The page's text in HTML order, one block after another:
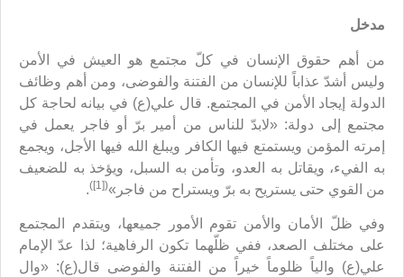
مدخل
من أهم حقوق الإنسان في كلّ مجتمع هو العيش في الأمن
وليس أشدّ عذاباً للإنسان من الفتنة والفوضى، ومن أهم وظائف
الدولة إيجاد الأمن في المجتمع. قال علي(ع) في بيانه لحاجة كل
مجتمع إلى دولة: «لابدّ للناس من أمير برّ أو فاجر يعمل في
إمرته المؤمن ويستمتع فيها الكافر ويبلغ الله فيها الأجل، ويجمع
به الفيء، ويقاتل به العدو، وتأمن به السبل، ويؤخذ به للضعيف
من القوي حتى يستريح به برّ ويستراح من فاجر»([1])
.
وفي ظلّ الأمان والأمن تقوم الأمور جميعها، ويتقدم المجتمع
على مختلف الصعد، ففي ظلّهما تكون الرفاهية؛ لذا عدّ الإمام
علي(ع) والياً ظلوماً خيراً من الفتنة والفوضى قال(ع): «وال